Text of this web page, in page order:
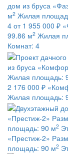
дом из бруса
м2 Жилая
4 от 1 955 000 ₽
99.86 м2 Жилая
Комнат: 4
из бруса
Жилая площадь:
2 176 000 ₽
Жилая площадь:
«Престиж-2»
площадь: 90 м2
«Престиж-2»
площадь: 90 м2